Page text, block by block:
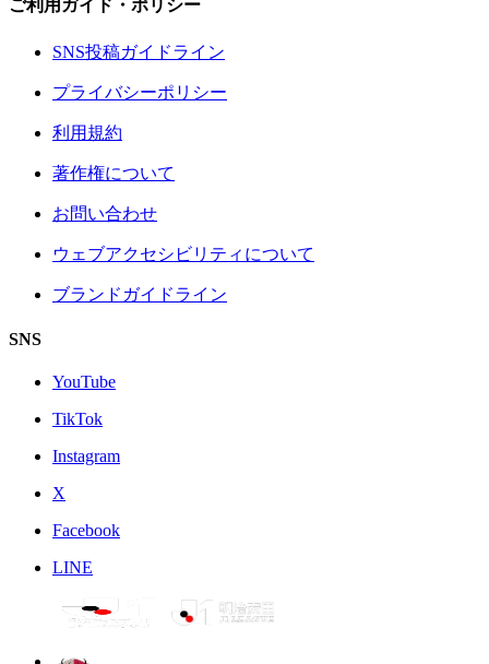
ご利用ガイド・ポリシー
SNS投稿ガイドライン
プライバシーポリシー
利用規約
著作権について
お問い合わせ
ウェブアクセシビリティについて
ブランドガイドライン
SNS
YouTube
TikTok
Instagram
X
Facebook
LINE